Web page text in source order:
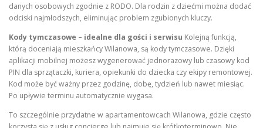
danych osobowych zgodnie z RODO. Dla rodzin z dziećmi można dodać
odciski najmłodszych, eliminując problem zgubionych kluczy.
Kody tymczasowe – idealne dla gości i serwisu Kolejną funkcją,
którą doceniają mieszkańcy Wilanowa, są kody tymczasowe. Dzięki
aplikacji mobilnej możesz wygenerować jednorazowy lub czasowy kod
PIN dla sprzątaczki, kuriera, opiekunki do dziecka czy ekipy remontowej.
Kod może być ważny przez godzinę, dobę, tydzień lub nawet miesiąc.
Po upływie terminu automatycznie wygasa.
To szczególnie przydatne w apartamentowcach Wilanowa, gdzie często